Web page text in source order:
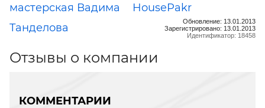
мастерская Вадима
Танделова
HousePakr
Обновление: 13.01.2013
Зарегистрировано: 13.01.2013
Идентификатор: 18458
Отзывы о компании
КОММЕНТАРИИ